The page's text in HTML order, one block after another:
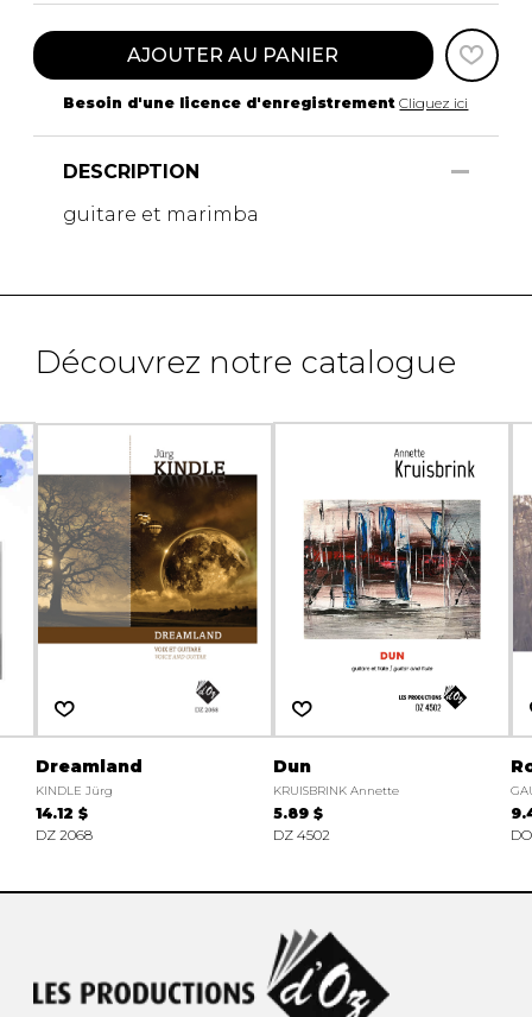
AJOUTER AU PANIER
Besoin d'une licence d'enregistrement Cliquez ici
DESCRIPTION
guitare et marimba
Découvrez notre catalogue
Dreamland
KINDLE Jürg
14.12 $
DZ 2068
Dun
KRUISBRINK Annette
5.89 $
DZ 4502